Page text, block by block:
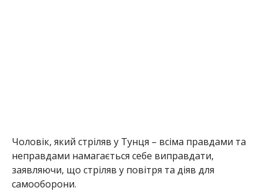
Чоловік, який стріляв у Тунця – всіма правдами та
неправдами намагається себе виправдати,
заявляючи, що стріляв у повітря та діяв для
самооборони.